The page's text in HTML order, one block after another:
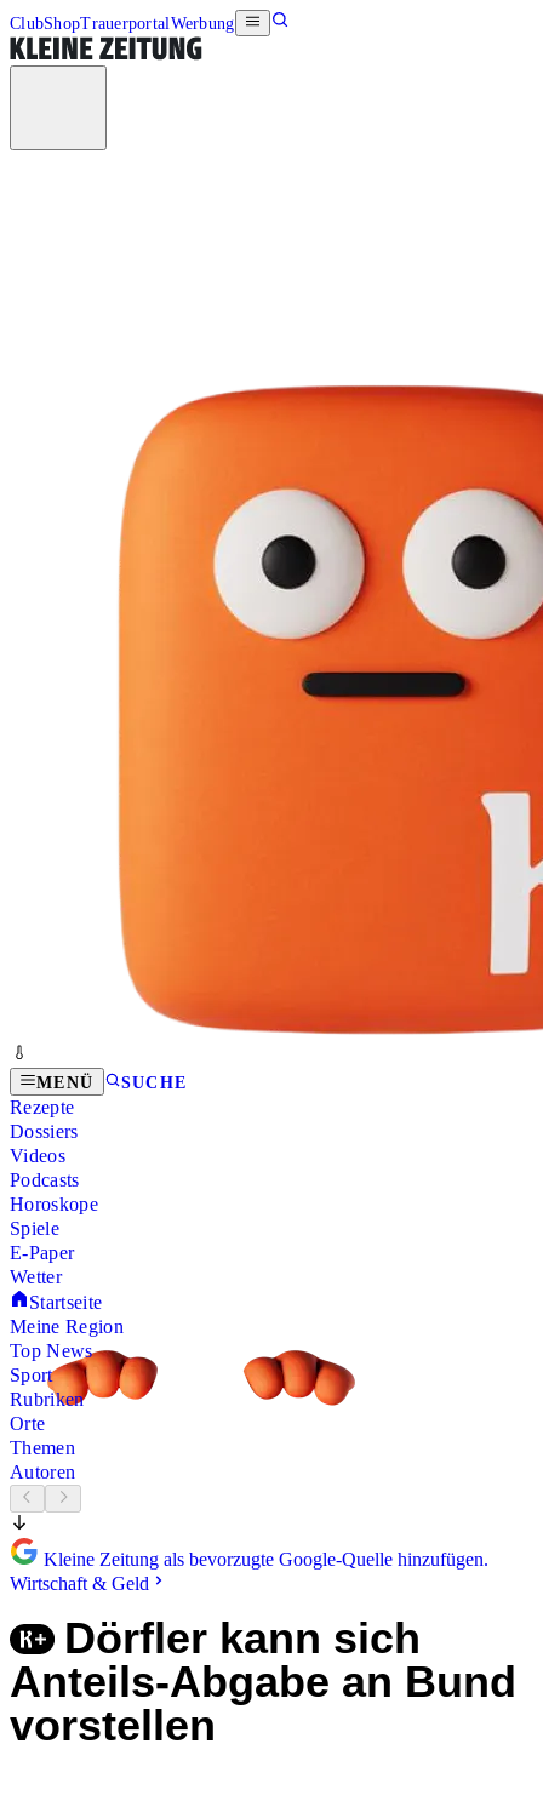
ClubShopTrauerportalWerbung
MENÜ SUCHE
Rezepte
Dossiers
Videos
Podcasts
Horoskope
Spiele
E-Paper
Wetter
Startseite
Meine Region
Top News
Sport
Rubriken
Orte
Themen
Autoren
Kleine Zeitung als bevorzugte Google-Quelle hinzufügen.
Wirtschaft & Geld
Dörfler kann sich
Anteils-Abgabe an Bund
vorstellen